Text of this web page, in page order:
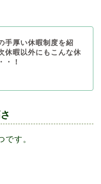
手厚い休暇制度を紹
休暇以外にもこんな休
・！
です。